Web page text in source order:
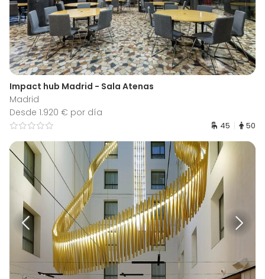
Impact hub Madrid - Sala Atenas
Madrid
Desde 1.920 € por día
45 50